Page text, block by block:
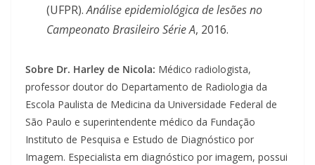
(UFPR).Análise epidemiológica de lesões no
Campeonato Brasileiro Série A, 2016.
Sobre Dr. Harley de Nicola: Médico radiologista,
professor doutor do Departamento de Radiologia da
Escola Paulista de Medicina da Universidade Federal de
São Paulo e superintendente médico da Fundação
Instituto de Pesquisa e Estudo de Diagnóstico por
Imagem. Especialista em diagnóstico por imagem, possui